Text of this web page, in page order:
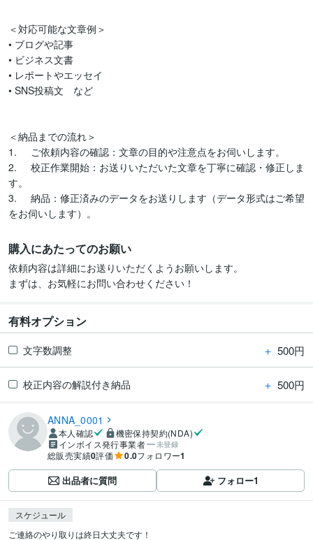
＜対応可能な文章例＞
• ブログや記事
• ビジネス文書
• レポートやエッセイ
• SNS投稿文　など
＜納品までの流れ＞
1.	ご依頼内容の確認：文章の目的や注意点をお伺いします。
2.	校正作業開始：お送りいただいた文章を丁寧に確認・修正しま
す。
3.	納品：修正済みのデータをお送りします（データ形式はご希望
をお伺いします）。
購入にあたってのお願い
依頼内容は詳細にお送りいただくようお願いします。
まずは、お気軽にお問い合わせください！
有料オプション
文字数調整 ＋ 500円
校正内容の解説付き納品 ＋ 500円
ANNA_0001
本人確認
機密保持契約(NDA)
インボイス発行事業者
未登録
総販売実績0評価 0.0フォロワー1
出品者に質問 フォロー1
スケジュール
ご連絡のやり取りは終日大丈夫です！